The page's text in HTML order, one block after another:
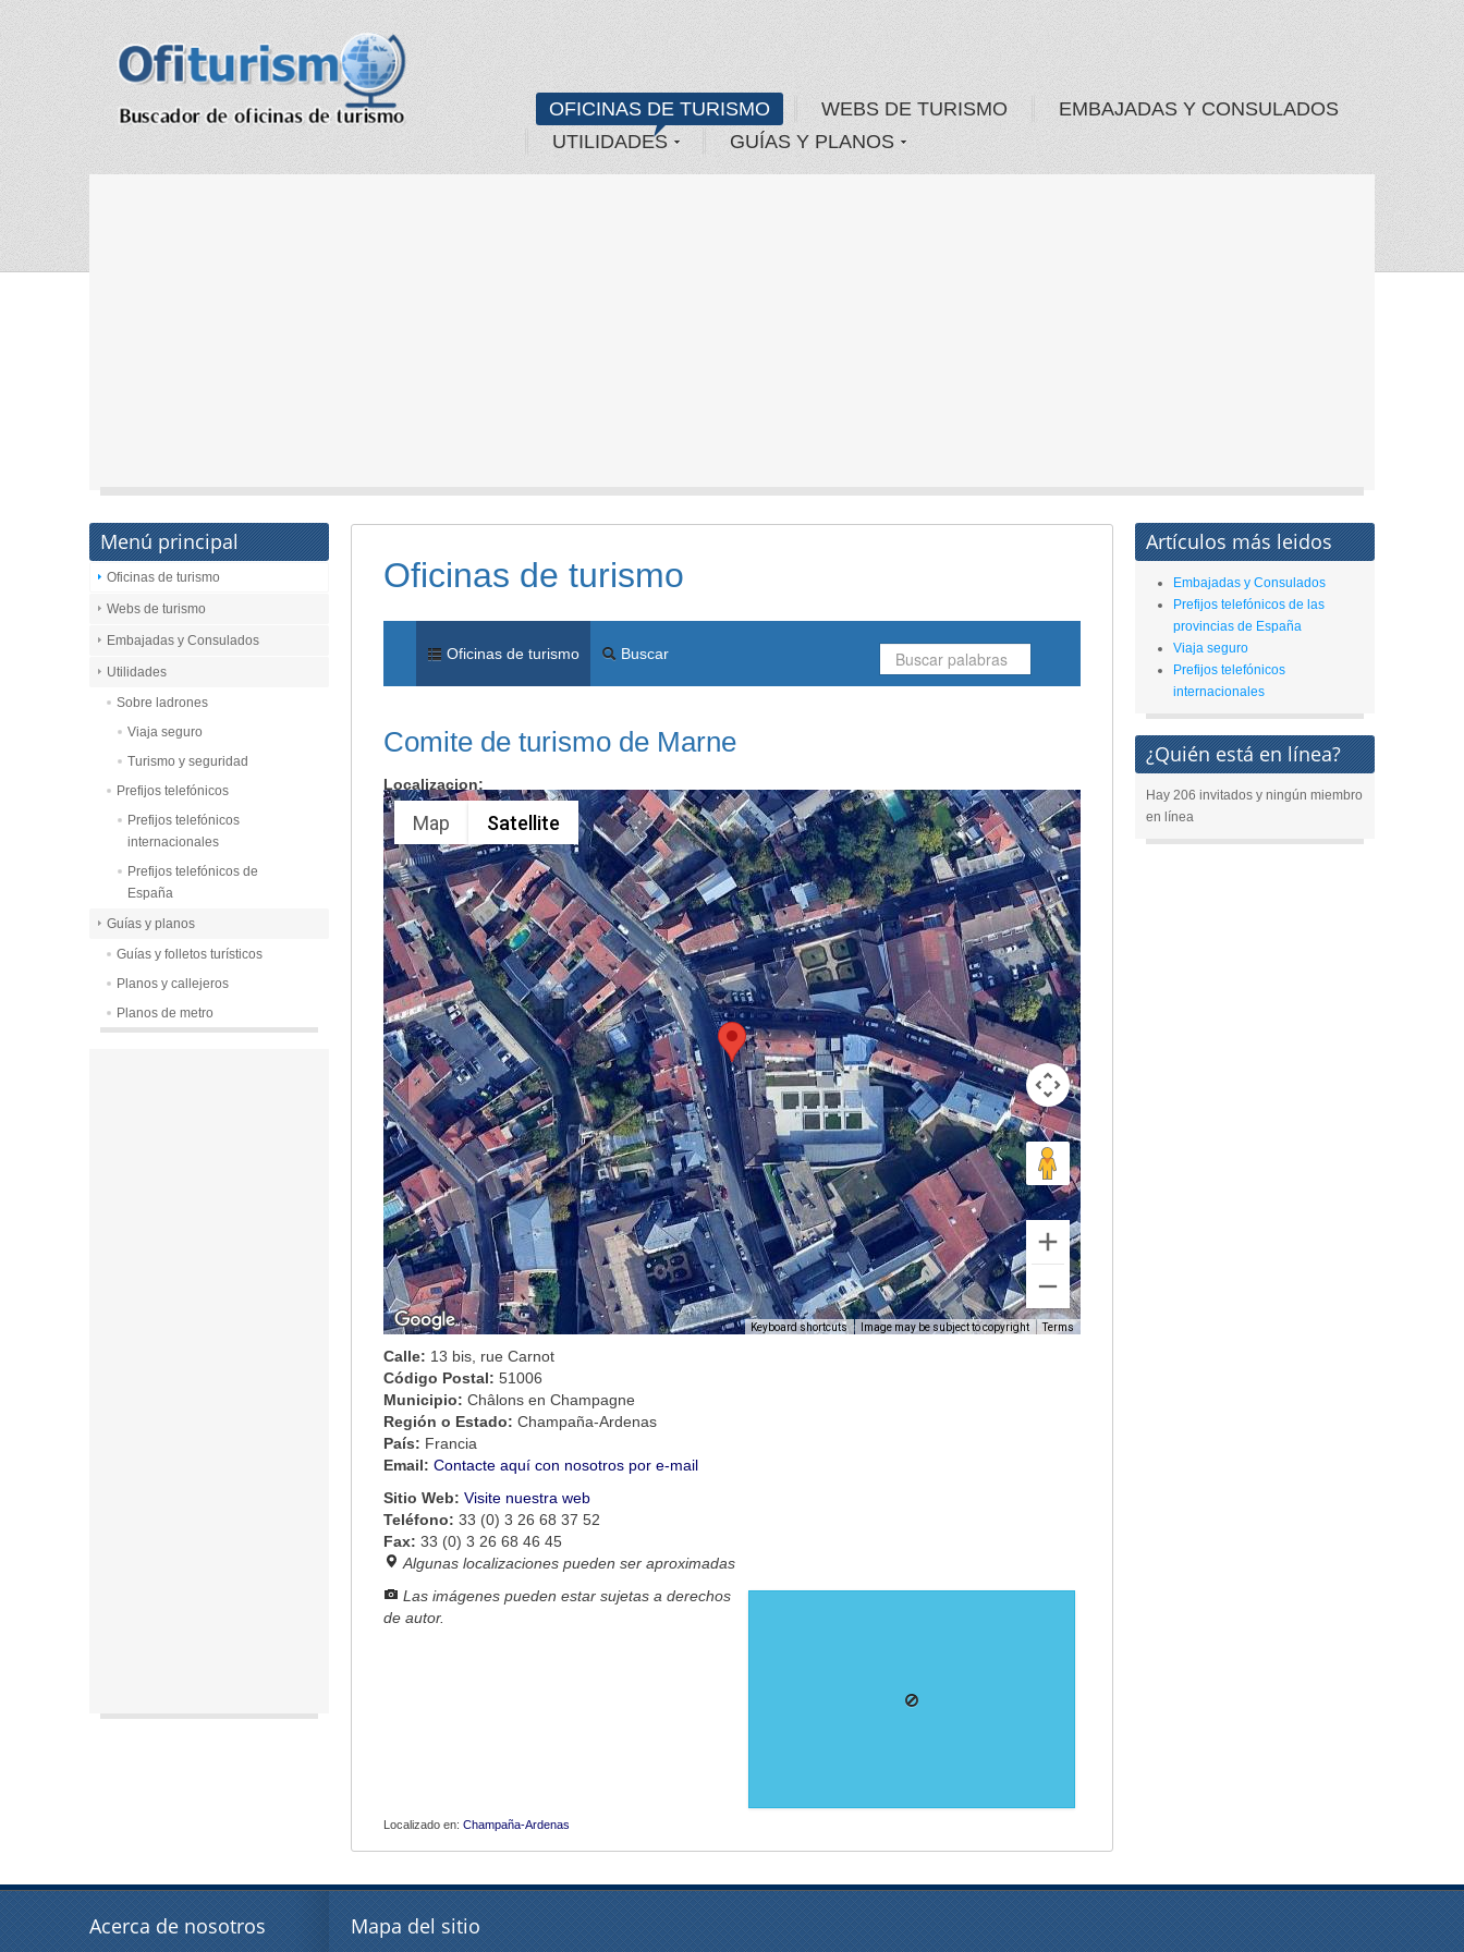
OFICINAS DE TURISMO WEBS DE TURISMO
EMBAJADAS Y CONSULADOS
UTILIDADES
GUÍAS Y PLANOS
Oficinas de turismo
Oficinas de turismo Buscar
Comite de turismo de Marne
Localizacion:
Map Satellite
Keyboard shortcuts Image may be subject to copyright Terms
Calle: 13 bis, rue Carnot
Código Postal: 51006
Municipio: Châlons en Champagne
Región o Estado: Champaña-Ardenas
País: Francia
Email: Contacte aquí con nosotros por e-mail
Sitio Web: Visite nuestra web
Teléfono: 33 (0) 3 26 68 37 52
Fax: 33 (0) 3 26 68 46 45
Algunas localizaciones pueden ser aproximadas
Las imágenes pueden estar sujetas a derechos
de autor.
Localizado en: Champaña-Ardenas
Menú principal
Oficinas de turismo
Webs de turismo
Embajadas y Consulados
Utilidades
Sobre ladrones
Viaja seguro
Turismo y seguridad
Prefijos telefónicos
Prefijos telefónicos
internacionales
Prefijos telefónicos de
España
Guías y planos
Guías y folletos turísticos
Planos y callejeros
Planos de metro
Artículos más leidos
Embajadas y Consulados
Prefijos telefónicos de las
provincias de España
Viaja seguro
Prefijos telefónicos
internacionales
¿Quién está en línea?
Hay 206 invitados y ningún miembro
en línea
Acerca de nosotros Mapa del sitio